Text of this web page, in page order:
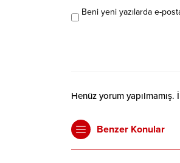
Beni yeni yazılarda e-
Henüz yorum
Benzer Konular